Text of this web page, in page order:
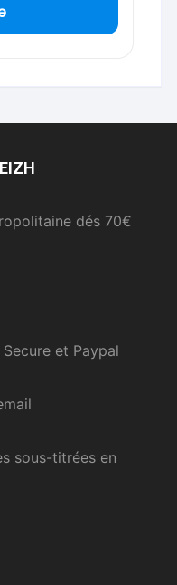
dés 70€
et Paypal
sous-titrées en